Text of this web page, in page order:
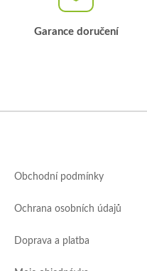
Garance doručení
Obchodní podmínky
Ochrana osobních údajů
Doprava a platba